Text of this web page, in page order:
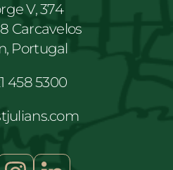
V, 374
Carcavelos
Portugal
458 5300